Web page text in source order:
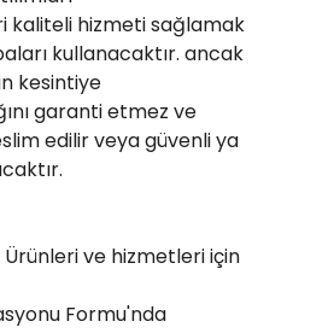
kaliteli hizmeti sağlamak
kullanacaktır. ancak
kesintiye
garanti etmez ve
edilir veya güvenli ya
ve hizmetleri için
Formu'nda